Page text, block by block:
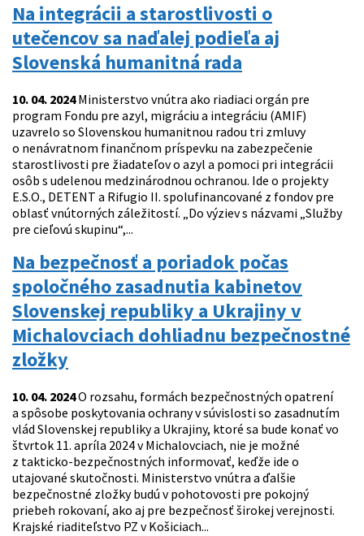
Na integrácii a starostlivosti o
utečencov sa naďalej podieľa aj
Slovenská humanitná rada
10. 04. 2024Ministerstvo vnútra ako riadiaci orgán pre
program Fondu pre azyl, migráciu a integráciu (AMIF)
uzavrelo so Slovenskou humanitnou radou tri zmluvy
o nenávratnom finančnom príspevku na zabezpečenie
starostlivosti pre žiadateľov o azyl a pomoci pri integrácii
osôb s udelenou medzinárodnou ochranou. Ide o projekty
E.S.O., DETENT a Rifugio II. spolufinancované z fondov pre
oblasť vnútorných záležitostí. „Do výziev s názvami „Služby
pre cieľovú skupinu“,...
Na bezpečnosť a poriadok počas
spoločného zasadnutia kabinetov
Slovenskej republiky a Ukrajiny v
Michalovciach dohliadnu bezpečnostné
zložky
10. 04. 2024O rozsahu, formách bezpečnostných opatrení
a spôsobe poskytovania ochrany v súvislosti so zasadnutím
vlád Slovenskej republiky a Ukrajiny, ktoré sa bude konať vo
štvrtok 11. apríla 2024 v Michalovciach, nie je možné
z takticko-bezpečnostných informovať, keďže ide o
utajované skutočnosti. Ministerstvo vnútra a ďalšie
bezpečnostné zložky budú v pohotovosti pre pokojný
priebeh rokovaní, ako aj pre bezpečnosť širokej verejnosti.
Krajské riaditeľstvo PZ v Košiciach...